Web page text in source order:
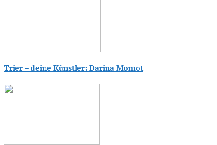
Trier – deine Künstler: Darina Momot